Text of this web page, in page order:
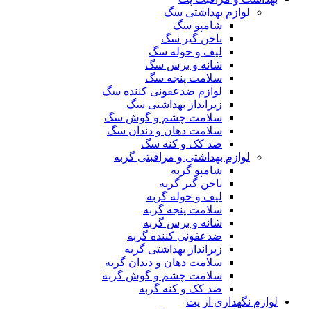
لوازم بهداشتی سگ
شامپو سگ
ناخن گیر سگ
لیف و حوله سگ
شانه و برس سگ
سلامت پنجه سگ
لوازم ضدعفونی کننده سگ
زیرانداز بهداشتی سگ
سلامت چشم و گوش سگ
سلامت دهان و دندان سگ
ضد کک و کنه سگ
لوازم بهداشتی و مراقبتی گربه
شامپو گربه
ناخن گیر گربه
لیف و حوله گربه
سلامت پنجه گربه
شانه و برس گربه
ضدعفونی کننده گربه
زیرانداز بهداشتی گربه
سلامت دهان و دندان گربه
سلامت چشم و گوش گربه
ضد کک و کنه گربه
لوازم نگهداری از پت